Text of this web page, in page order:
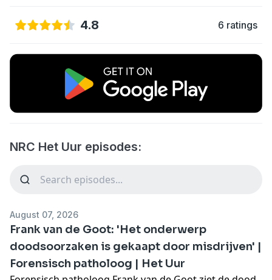
4.8 6 ratings
NRC Het Uur episodes:
August 07, 2026
Frank van de Goot: 'Het onderwerp
doodsoorzaken is gekaapt door misdrijven' |
Forensisch patholoog | Het Uur